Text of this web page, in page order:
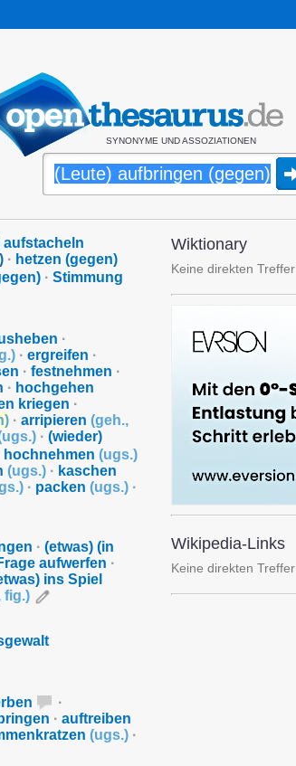
SYNONYME UND ASSOZIATIONEN
aufstacheln
· hetzen (gegen)
· Stimmung
·
) · ergreifen ·
· festnehmen ·
· hochgehen
kriegen ·
) · arripieren (geh.,
ugs.) · (wieder)
hochnehmen (ugs.)
(ugs.) · kaschen
) · packen (ugs.) ·
· (etwas) (in
aufwerfen ·
ins Spiel
fig.)
·
· auftreiben
(ugs.) ·
Wiktionary
Keine direkten Treffer
Wikipedia-Links
Keine direkten Treffer